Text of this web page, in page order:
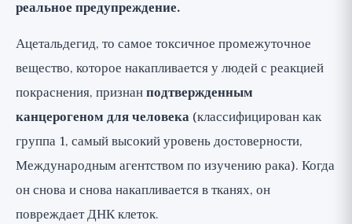
реальное предупреждение.
Ацетальдегид, то самое токсичное промежуточное
вещество, которое накапливается у людей с реакцией
покраснения, признанподтвержденным
канцерогеном для человека (классифицирован как
группа 1, самый высокий уровень достоверности,
Международным агентством по изучению рака). Когда
он снова и снова накапливается в тканях, он
повреждает ДНК клеток.